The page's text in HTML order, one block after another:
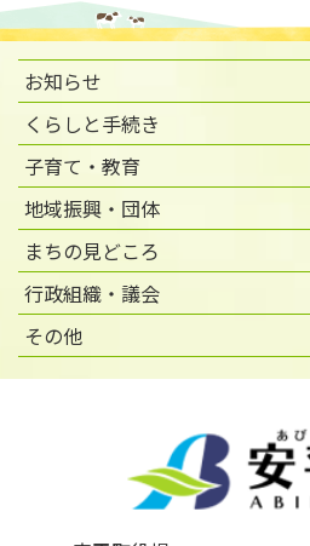
お知らせ
くらしと手続き
子育て・教育
地域振興・団体
まちの見どころ
行政組織・議会
その他